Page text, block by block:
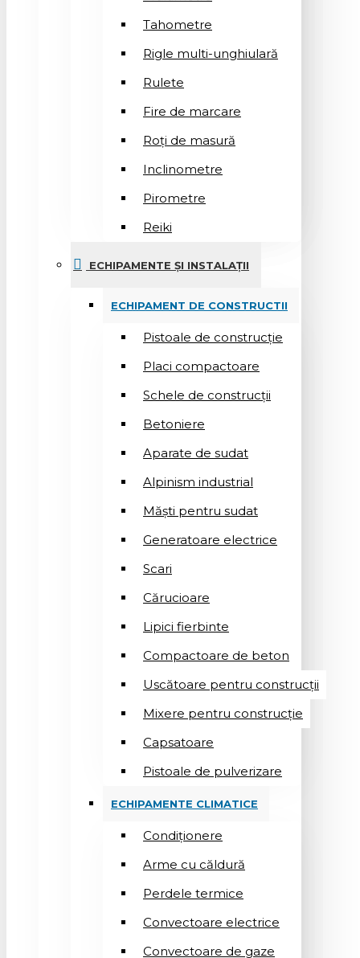
Tahometre
Rigle multi-unghiulară
Rulete
Fire de marcare
Roți de masură
Inclinometre
Pirometre
Reiki
ECHIPAMENTE ȘI INSTALAȚII
ECHIPAMENT DE CONSTRUCTII
Pistoale de construcție
Placi compactoare
Schele de construcții
Betoniere
Aparate de sudat
Alpinism industrial
Măști pentru sudat
Generatoare electrice
Scari
Cărucioare
Lipici fierbinte
Compactoare de beton
Uscătoare pentru construcții
Mixere pentru construcție
Capsatoare
Pistoale de pulverizare
ECHIPAMENTE CLIMATICE
Condiționere
Arme cu căldură
Perdele termice
Convectoare electrice
Convectoare de gaze